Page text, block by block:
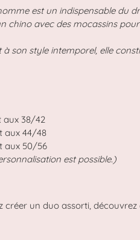
est un indispensable du
chino avec des mocassins
son style intemporel, elle
aux 38/42
aux 44/48
aux 50/56
est possible.)
créer un duo assorti,